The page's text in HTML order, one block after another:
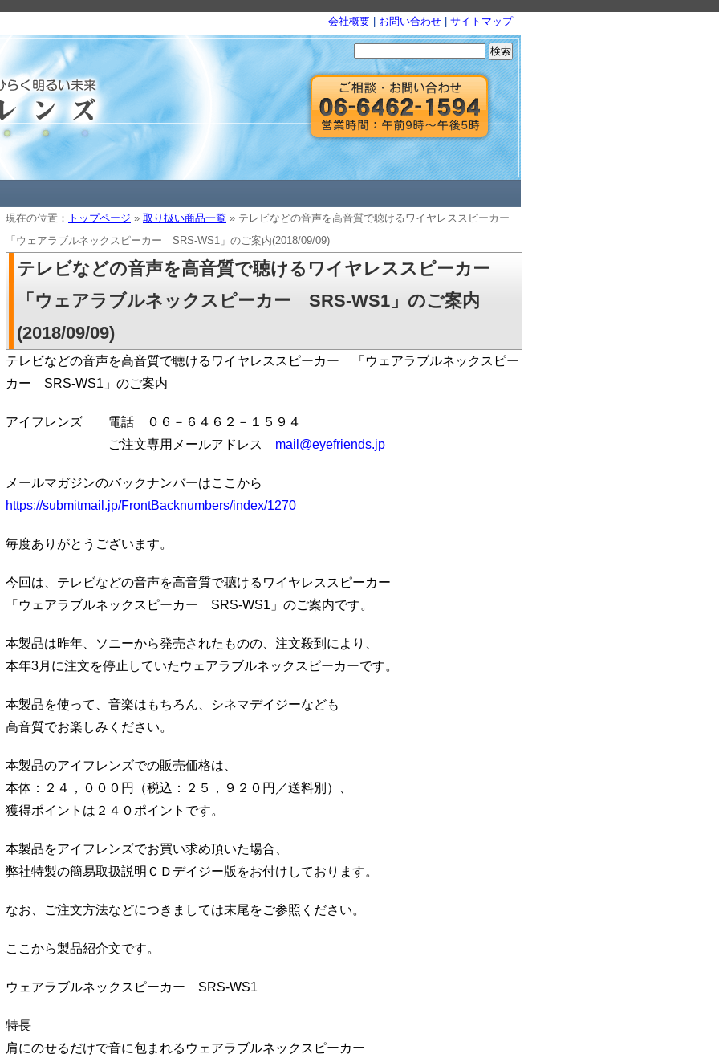
会社概要 お問い合わせ サイトマップ
索:
現在の位置： トップページ » 取り扱い商品一覧 » テレビなどの音声を高音質で聴けるワイヤレススピーカー
「ウェアラブルネックスピーカー SRS-WS1」のご案内(2018/09/09)
テレビなどの音声を高音質で聴けるワイヤレススピーカー
「ウェアラブルネックスピーカー SRS-WS1」のご案内
(2018/09/09)
テレビなどの音声を高音質で聴けるワイヤレススピーカー 「ウェアラブルネックスピー
カー SRS-WS1」のご案内
アイフレンズ 電話 ０６－６４６２－１５９４
ご注文専用メールアドレス mail@eyefriends.jp
メールマガジンのバックナンバーはここから
https://submitmail.jp/FrontBacknumbers/index/1270
毎度ありがとうございます。
今回は、テレビなどの音声を高音質で聴けるワイヤレススピーカー
「ウェアラブルネックスピーカー SRS-WS1」のご案内です。
本製品は昨年、ソニーから発売されたものの、注文殺到により、
本年3月に注文を停止していたウェアラブルネックスピーカーです。
本製品を使って、音楽はもちろん、シネマデイジーなども
高音質でお楽しみください。
本製品のアイフレンズでの販売価格は、
本体：２４，０００円（税込：２５，９２０円／送料別）、
獲得ポイントは２４０ポイントです。
本製品をアイフレンズでお買い求め頂いた場合、
弊社特製の簡易取扱説明ＣＤデイジー版をお付けしております。
なお、ご注文方法などにつきましては末尾をご参照ください。
ここから製品紹介文です。
ウェアラブルネックスピーカー SRS-WS1
特長
肩にのせるだけで音に包まれるウェアラブルネックスピーカー